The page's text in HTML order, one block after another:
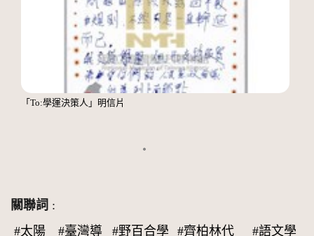
「To:學運決策人」明信片
關聯詞 :
#太陽
#臺灣導
#野百合學
#齊柏林代
#語文學